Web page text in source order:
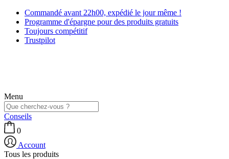
Commandé avant 22h00, expédié le jour même !
Programme d'épargne pour des produits gratuits
Toujours compétitif
Trustpilot
Menu
Conseils
0
Account
Tous les produits